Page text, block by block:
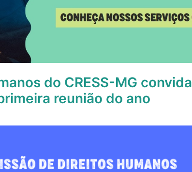
do CRESS-MG convida
reunião do ano